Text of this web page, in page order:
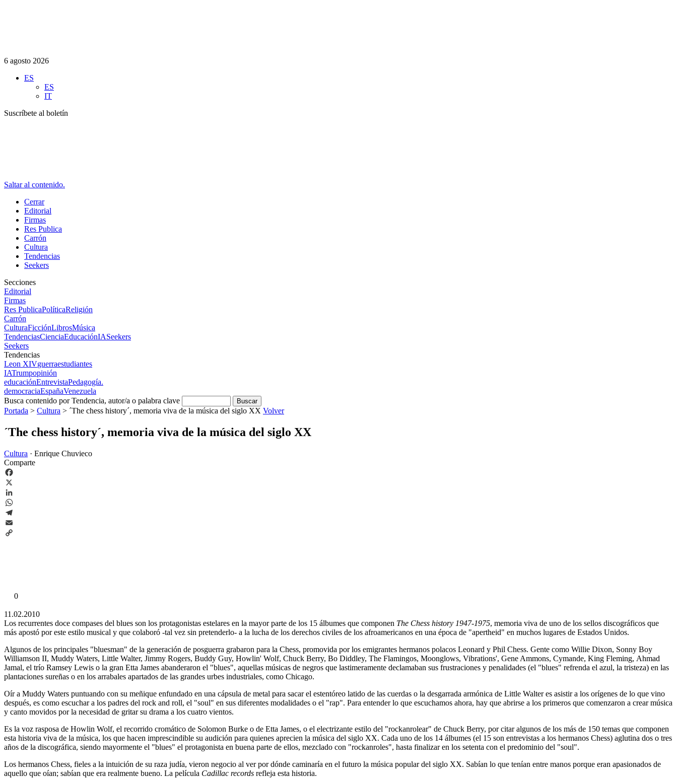
6 agosto 2026
ES
ES
IT
Suscríbete al boletín
Saltar al contenido.
Cerrar
Editorial
Firmas
Res Publica
Carrón
Cultura
Tendencias
Seekers
Secciones
Editorial
Firmas
Res PublicaPolíticaReligión
Carrón
CulturaFicciónLibrosMúsica
TendenciasCienciaEducaciónIASeekers
Seekers
Tendencias
Leon XIVguerraestudiantes
IATrumpopinión
educaciónEntrevistaPedagogía.
democraciaEspañaVenezuela
Busca contenido por Tendencia, autor/a o palabra clave
Portada > Cultura > ´The chess history´, memoria viva de la música del siglo XX Volver
´The chess history´, memoria viva de la música del siglo XX
Cultura · Enrique Chuvieco
Comparte
Facebook
X
LinkedIn
WhatsApp
Telegram
Email
0
11.02.2010
Los recurrentes doce compases del blues son los protagonistas estelares en la mayor parte de los 15 álbumes que componen The Chess history 1947-1975, memoria viva de uno de los sellos discográficos que
más apostó por este estilo musical y que colaboró -tal vez sin pretenderlo- a la lucha de los derechos civiles de los afroamericanos en una época de "apertheid" en muchos lugares de Estados Unidos.
Algunos de los principales "bluesman" de la generación de posguerra grabaron para la Chess, promovida por los emigrantes hermanos polacos Leonard y Phil Chess. Gente como Willie Dixon, Sonny Boy
Williamson II, Muddy Waters, Little Walter, Jimmy Rogers, Buddy Guy, Howlin' Wolf, Chuck Berry, Bo Diddley, The Flamingos, Moonglows, Vibrations', Gene Ammons, Cymande, King Fleming, Ahmad
Jamal, el trío Ramsey Lewis o la gran Etta James abanderaron el "blues", aquellas músicas de negros que lastimeramente declamaban sus frustraciones y penalidades (el "blues" refrenda el azul, la tristeza) en las
plantaciones sureñas o en los arrabales apartados de las grandes urbes industriales, como Chicago.
Oír a Muddy Waters puntuando con su meñique enfundado en una cápsula de metal para sacar el estentóreo latido de las cuerdas o la desgarrada armónica de Little Walter es asistir a los orígenes de lo que vino
después, es como escuchar a los padres del rock and roll, el "soul" en sus diferentes modalidades o el "rap". Para entender lo que escuchamos ahora, hay que abrirse a los primeros que comenzaron a crear música
y canto movidos por la necesidad de gritar su drama a los cuatro vientos.
Es la voz rasposa de Howlin Wolf, el recorrido cromático de Solomon Burke o de Etta James, o el electrizante estilo del "rockanrolear" de Chuck Berry, por citar algunos de los más de 150 temas que componen
esta historia viva de la música, los que hacen imprescindible su audición para quienes aprecien la música del siglo XX. Cada uno de los 14 álbumes (el 15 son entrevistas a los hermanos Chess) aglutina dos o tres
años de la discográfica, siendo mayormente el "blues" el protagonista en buena parte de ellos, mezclado con "rockanroles", hasta finalizar en los setenta con el predominio del "soul".
Los hermanos Chess, fieles a la intuición de su raza judía, vieron negocio al ver por dónde caminaría en el futuro la música popular del siglo XX. Sabían lo que tenían entre manos porque eran apasionados de
aquello que oían; sabían que era realmente bueno. La película Cadillac records refleja esta historia.